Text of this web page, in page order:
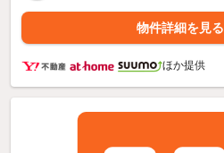
物件詳細を見る
ほか提供